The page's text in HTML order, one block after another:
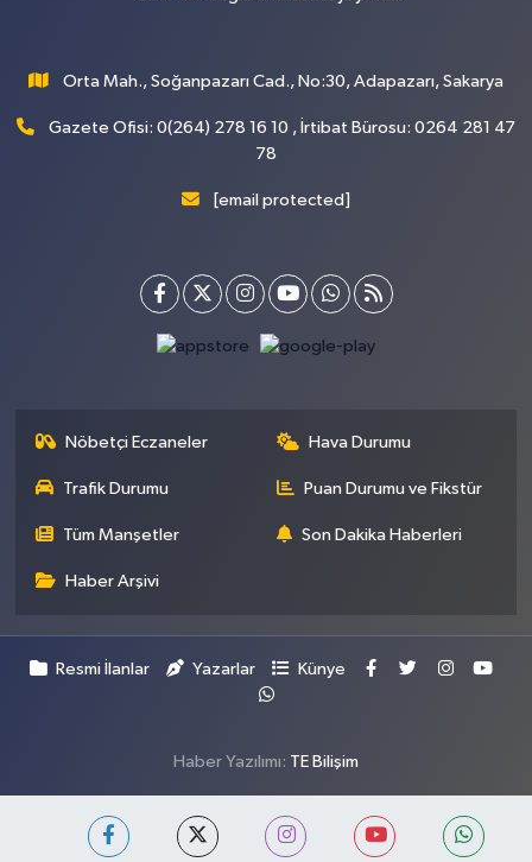
Orta Mah., Soğanpazarı Cad., No:30, Adapazarı, Sakarya
Gazete Ofisi: 0(264) 278 16 10 , İrtibat Bürosu: 0264 281 47
78
[email protected]
Nöbetçi Eczaneler Hava Durumu
Trafik Durumu Puan Durumu ve Fikstür
Tüm Manşetler Son Dakika Haberleri
Haber Arşivi
Resmi İlanlar Yazarlar Künye
Haber Yazılımı: TE Bilişim